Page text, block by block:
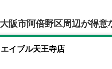
大阪市阿倍野区周辺が得意
エイブル天王寺店